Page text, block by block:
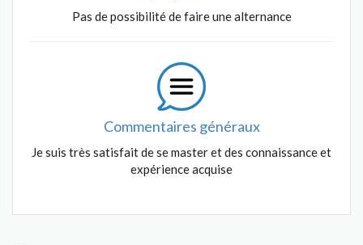
Pas de possibilité de faire une alternance
Commentaires généraux
Je suis très satisfait de se master et des connaissance et
expérience acquise